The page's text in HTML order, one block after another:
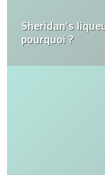
Sheridan’s
pourquoi ?